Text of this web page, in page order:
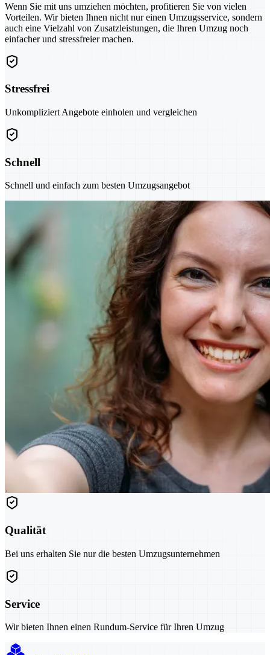
Wenn Sie mit uns umziehen möchten, profitieren Sie von vielen
Vorteilen. Wir bieten Ihnen nicht nur einen Umzugsservice, sondern
auch eine Vielzahl von Zusatzleistungen, die Ihren Umzug noch
einfacher und stressfreier machen.
Stressfrei
Unkompliziert Angebote einholen und vergleichen
Schnell
Schnell und einfach zum besten Umzugsangebot
Qualität
Bei uns erhalten Sie nur die besten Umzugsunternehmen
Service
Wir bieten Ihnen einen Rundum-Service für Ihren Umzug